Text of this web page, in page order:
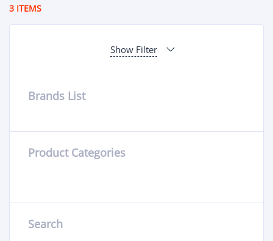
3 ITEMS
Show Filter
Brands List
Product Categories
Search